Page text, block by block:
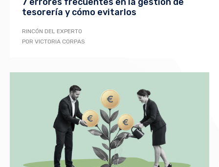
tesorería y cómo evitarlos
RINCÓN DEL EXPERTO
POR VICTORIA CORPAS